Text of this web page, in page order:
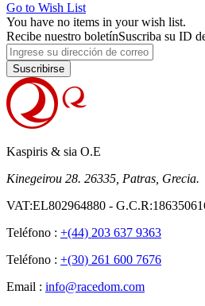
Go to Wish List
You have no items in your wish list.
Recibe nuestro boletínSuscriba su ID
Suscribirse
Kaspiris & sia O.E
Kinegeirou 28. 26335, Patras, Grecia.
VAT:EL802964880 -
Teléfono : +(44) 203 637 9363
Teléfono : +(30) 261 600 7676
Email : info@racedom.com